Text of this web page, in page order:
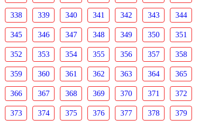
338 339 340 341 342 343 344
345 346 347 348 349 350 351
352 353 354 355 356 357 358
359 360 361 362 363 364 365
366 367 368 369 370 371 372
373 374 375 376 377 378 379